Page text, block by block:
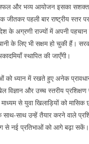
और भव्य आयोजन इसका
पहली बार राष्ट्रीय स्तर
अग्रणी राज्यों में अपनी पहचान
के लिए भी सक्षम हो चुकी हैं।
स्थापित की जाएँगी।
ध्यान में रखते हुए अनेक
विज्ञान और उच्च स्तरीय
से युवा खिलाड़ियों को
साथ उन्हें तैयार करने वाले
से नई प्रतिभाओं को आगे बढ़ा सकें।